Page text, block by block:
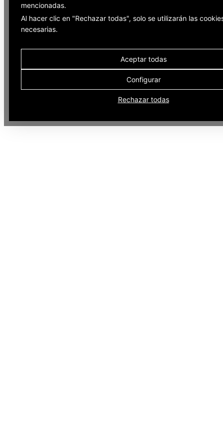
mencionadas.
Al hacer clic en "Rechazar todas", solo se utilizarán las
necesarias.
Aceptar todas
Configurar
Rechazar todas